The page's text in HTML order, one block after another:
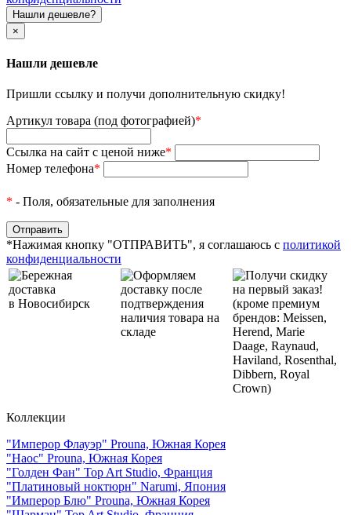
Нашли дешевле?
×
Нашли дешевле
Пришли ссылку и получи дополнительную скидку!
Артикул товара (под фотографией)*
Ссылка на сайт с ценой ниже*
Номер телефона*
* - Поля, обязательные для заполнения
*Нажимая кнопку "ОТПРАВИТЬ", я соглашаюсь с политикой
конфиденциальности
Бережная
доставка
в Новосибирск
Оформляем
доставку после
подтверждения
наличия товара на
складе
Получи скидку
на первый заказ!
(кроме премиум
брендов: Meissen,
Herend, Marie
Daage, Raynaud,
Haviland, Rosenthal,
Dibbern, Royal
Crown)
Коллекции
"Имперор Флауэр" Prouna, Южная Корея
"Наос" Prouna, Южная Корея
"Голден Фан" Top Art Studio, Франция
"Платиновый ноктюрн" Narumi, Япония
"Имперор Блю" Prouna, Южная Корея